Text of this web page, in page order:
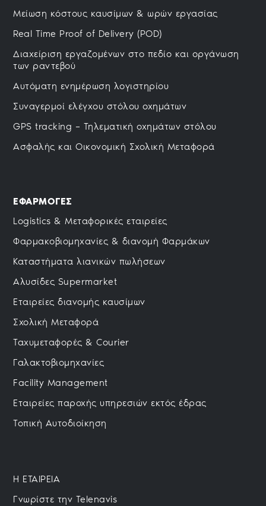
Μείωση κόστους καυσίμων & ωρών εργασίας
Real Time Proof of Delivery (POD)
Διαχείριση εργαζομένων στο πεδίο και οργάνωση
των ραντεβού
Αυτόματη ενημέρωση λογιστηρίου
Συναγερμοί ελέγχoυ στόλου οχημάτων
GPS tracking – Τηλεματική οχημάτων στόλου
Ασφαλής και Οικονομική Σχολική Μεταφορά
ΕΦΑΡΜΟΓΕΣ
Logistics & Μεταφορικές εταιρείες
Φαρμακοβιομηχανίες & διανομή Φαρμάκων
Καταστήματα λιανικών πωλήσεων
Αλυσίδες Supermarket
Εταιρείες διανομής καυσίμων
Σχολική Μεταφορά
Ταχυμεταφορές & Courier
Γαλακτοβιομηχανίες
Facility Management
Εταιρείες παροχής υπηρεσιών εκτός έδρας
Τοπική Αυτοδιοίκηση
H ΕΤΑΙΡΕΙΑ
Γνωρίστε την Telenavis